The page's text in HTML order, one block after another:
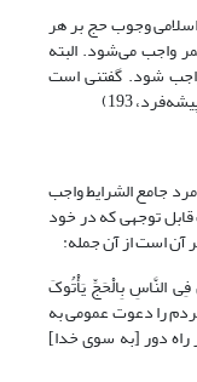
وجوب حج بر هر
واجب می‌شود. البته
شود. گفتنی است
193)
جامع الشرایط واجب
توجهی که در خود
آن است از آن جمله:
أَذِّنْ فِی النَّاسِ بِالْحَجِّ یَأْتُوکَ
را دعوت عمومی به
راه دور [به سوی خدا]